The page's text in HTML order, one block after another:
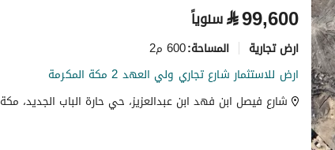
⃁99,600 سنوياً
ارض تجارية المساحة:600 م2
ارض للاستثمار شارع تجاري ولي العهد 2 مكة المكرمة
شارع فيصل ابن فهد ابن عبدالعزيز، حي حارة الباب الجديد، مكة